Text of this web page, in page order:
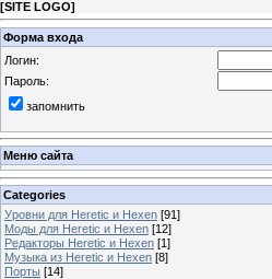
[SITE LOGO]
Форма входа
Логин:
Пароль:
запомнить
Меню сайта
Categories
Уровни для Heretic и Hexen [91]
Моды для Heretic и Hexen [12]
Редакторы Heretic и Hexen [1]
Музыка из Heretic и Hexen [8]
Порты [14]